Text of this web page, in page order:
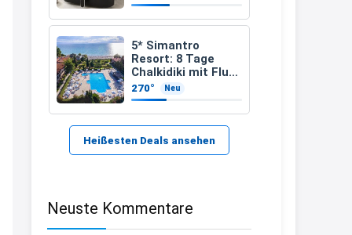
einem besonderen
Vorteil
5* Simantro
Resort: 8 Tage
Chalkidiki mit Flug
& Frühstück für
389 €
270° Neu
Heißesten Deals ansehen
Neuste Kommentare
21:37
↩
Kerstin
Bei EDEKA
↩
29.07www.haribo.com/de-